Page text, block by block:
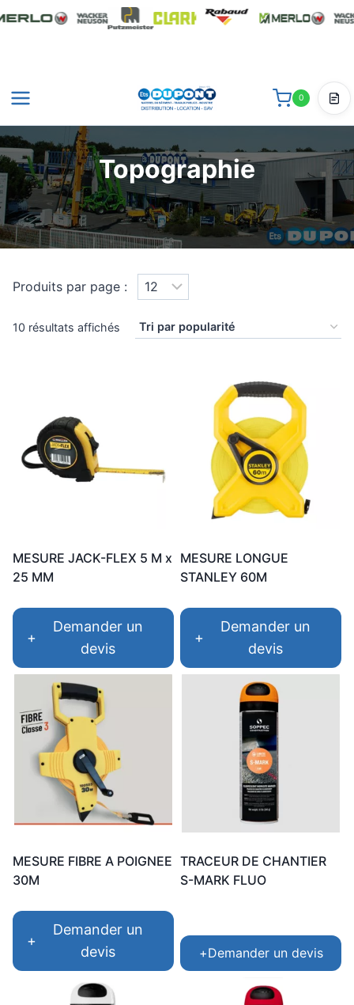
0
Topographie
Produits par page :
10 résultats affichés
MESURE JACK-FLEX 5 M x
25 MM
+
Demander un
devis
MESURE LONGUE
STANLEY 60M
+
Demander un
devis
MESURE FIBRE A POIGNEE
30M
+
Demander un
devis
TRACEUR DE CHANTIER
S-MARK FLUO
+Demander un devis